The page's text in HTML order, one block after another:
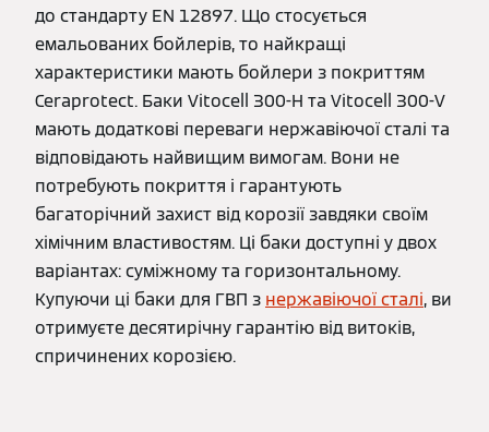
до стандарту EN 12897. Що стосується
емальованих бойлерів, то найкращі
характеристики мають бойлери з покриттям
Ceraprotect. Баки Vitocell 300-H та Vitocell 300-V
мають додаткові переваги нержавіючої сталі та
відповідають найвищим вимогам. Вони не
потребують покриття і гарантують
багаторічний захист від корозії завдяки своїм
хімічним властивостям. Ці баки доступні у двох
варіантах: суміжному та горизонтальному.
Купуючи ці баки для ГВП з нержавіючої сталі, ви
отримуєте десятирічну гарантію від витоків,
спричинених корозією.